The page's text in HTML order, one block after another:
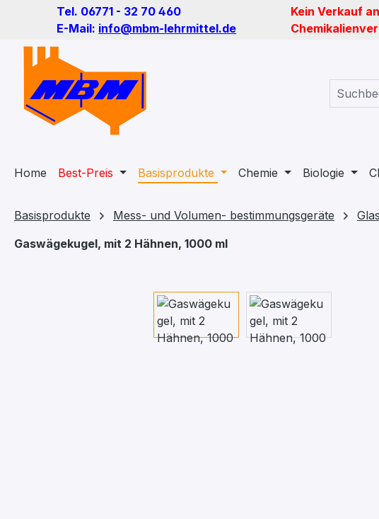
Hauptinhalt springen
Zur Suche springen
Zur Hauptnavigation springen
Tel. 06771 - 32 70 460
E-Mail: info@mbm-lehrmittel.de
Kein Verkauf
Home Best-Preis Basisprodukte Chemie Biologie
Basisprodukte Mess- und Volumen- bestimmungsgeräte Glas
Gaswägekugel, mit 2 Hähnen, 1000 ml